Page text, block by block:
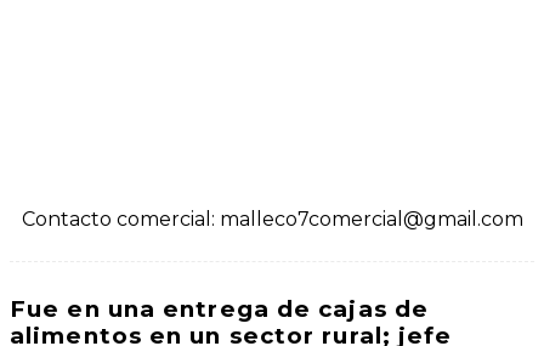
Contacto comercial: malleco7comercial@gmail.com
Fue en una entrega de cajas de
alimentos en un sector rural; jefe